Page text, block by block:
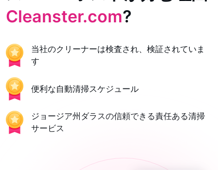
Cleanster.com?
当社のクリーナーは検査され、検証されていま
す
便利な自動清掃スケジュール
ジョージア州ダラスの信頼できる責任ある清掃
サービス